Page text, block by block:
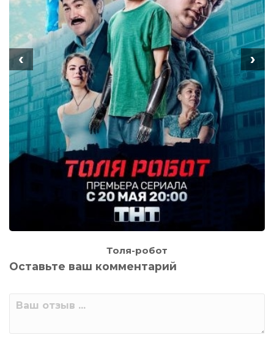
Толя-робот
‹ ›
Оставьте ваш комментарий